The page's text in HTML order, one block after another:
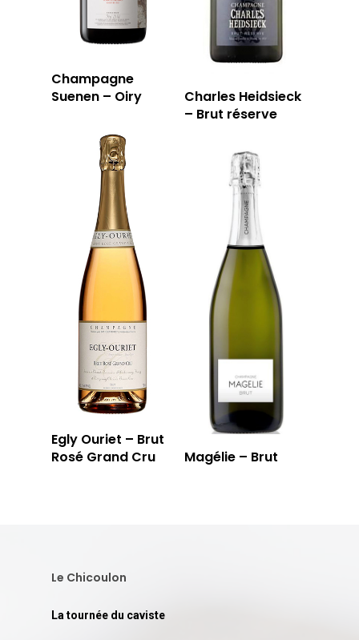
Champagne
Suenen – Oiry
Charles Heidsieck
– Brut réserve
Egly Ouriet – Brut
Rosé Grand Cru
Magélie – Brut
Le Chicoulon
La tournée du caviste